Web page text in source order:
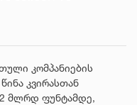
კომპანიების
კვირასთან
მლრდ ფუნტამდე,